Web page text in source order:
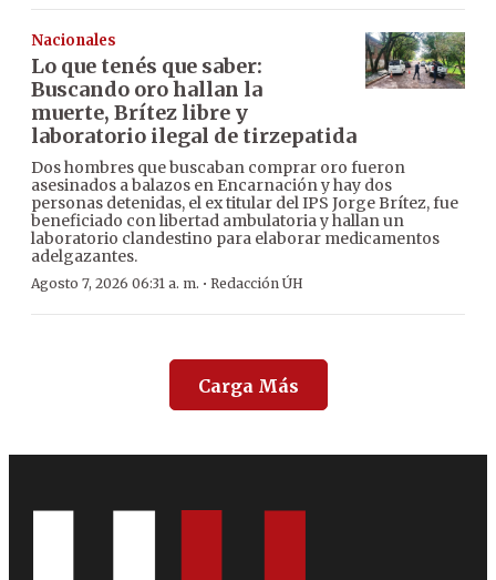
Nacionales
Lo que tenés que saber:
Buscando oro hallan la
muerte, Brítez libre y
laboratorio ilegal de tirzepatida
Dos hombres que buscaban comprar oro fueron
asesinados a balazos en Encarnación y hay dos
personas detenidas, el ex titular del IPS Jorge Brítez, fue
beneficiado con libertad ambulatoria y hallan un
laboratorio clandestino para elaborar medicamentos
adelgazantes.
Agosto 7, 2026 06:31 a. m. · Redacción ÚH
Carga Más